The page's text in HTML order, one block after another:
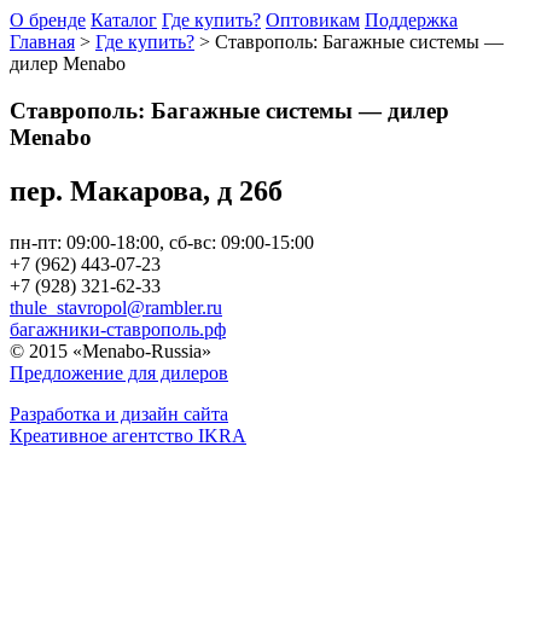
О бренде Каталог Где купить? Оптовикам Поддержка
Главная > Где купить? > Ставрополь: Багажные системы —
дилер Menabo
Ставрополь: Багажные системы — дилер
Menabo
пер. Макарова, д 26б
пн-пт: 09:00-18:00, сб-вс: 09:00-15:00
+7 (962) 443-07-23
+7 (928) 321-62-33
thule_stavropol@rambler.ru
багажники-ставрополь.рф
© 2015 «Menabo-Russia»
Предложение для дилеров
Разработка и дизайн сайта
Креативное агентство IKRA